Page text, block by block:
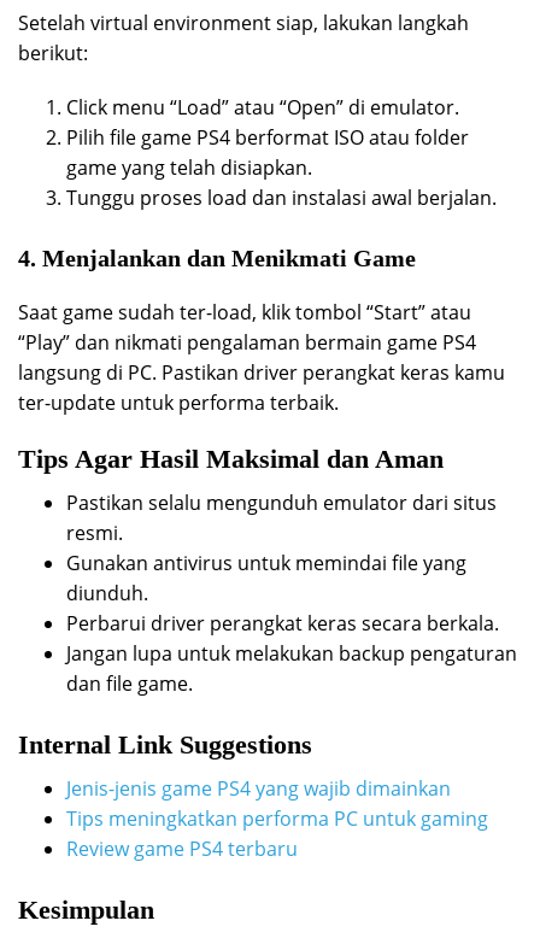
Setelah virtual environment siap, lakukan langkah
berikut:
Click menu “Load” atau “Open” di emulator.
Pilih file game PS4 berformat ISO atau folder
game yang telah disiapkan.
Tunggu proses load dan instalasi awal berjalan.
4. Menjalankan dan Menikmati Game
Saat game sudah ter-load, klik tombol “Start” atau
“Play” dan nikmati pengalaman bermain game PS4
langsung di PC. Pastikan driver perangkat keras kamu
ter-update untuk performa terbaik.
Tips Agar Hasil Maksimal dan Aman
Pastikan selalu mengunduh emulator dari situs
resmi.
Gunakan antivirus untuk memindai file yang
diunduh.
Perbarui driver perangkat keras secara berkala.
Jangan lupa untuk melakukan backup pengaturan
dan file game.
Internal Link Suggestions
Jenis-jenis game PS4 yang wajib dimainkan
Tips meningkatkan performa PC untuk gaming
Review game PS4 terbaru
Kesimpulan